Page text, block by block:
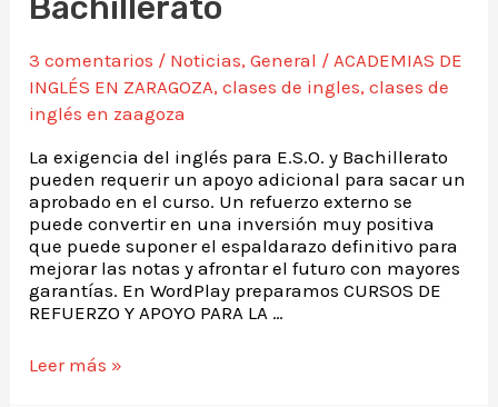
3 comentarios / Noticias,General / ACADEMIAS DE
INGLÉS EN ZARAGOZA,clases de ingles,clases de
inglés en zaagoza
La exigencia del inglés para E.S.O. y Bachillerato
pueden requerir un apoyo adicional para sacar un
aprobado en el curso. Un refuerzo externo se
puede convertir en una inversión muy positiva
que puede suponer el espaldarazo definitivo para
mejorar las notas y afrontar el futuro con mayores
garantías. En WordPlay preparamos CURSOS DE
REFUERZO Y APOYO PARA LA …
Leer más »